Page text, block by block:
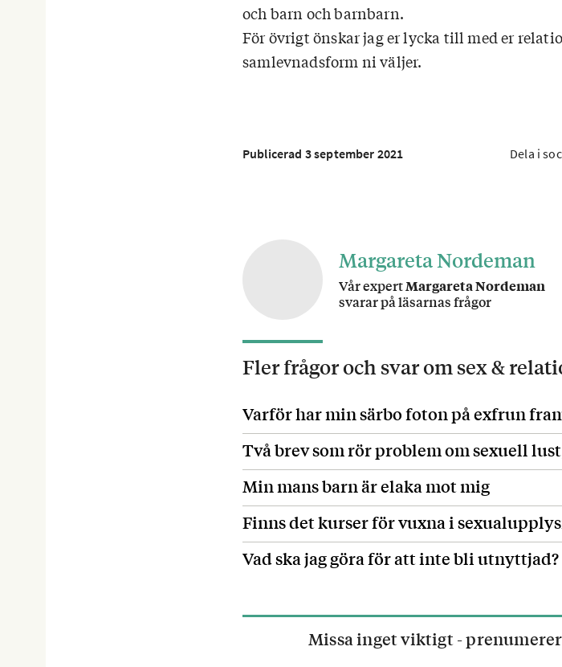
och barn och barnbarn.
För övrigt önskar jag er lycka till med er
samlevnadsform ni väljer.
Publicerad 3 september 2021 Dela i
Margareta Nordeman
Vår expertMargareta Nordeman
svarar på läsarnas frågor
Fler frågor och svar om sex &
Varför har min särbo foton på exfrun
Två brev som rör problem om sexuell
Min mans barn är elaka mot mig
Finns det kurser för vuxna i
Vad ska jag göra för att inte bli utnyttjad?
Missa inget viktigt -